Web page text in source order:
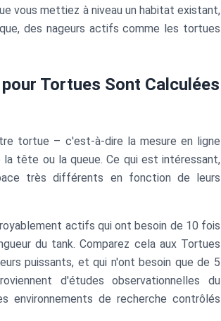
vous mettiez à niveau un habitat existant,
des nageurs actifs comme les tortues
Tortues Sont Calculées
tortue – c'est-à-dire la mesure en ligne
tête ou la queue. Ce qui est intéressant,
très différents en fonction de leurs
actifs qui ont besoin de 10 fois
du tank. Comparez cela aux Tortues
puissants, et qui n'ont besoin que de 5
d'études observationnelles du
de recherche contrôlés